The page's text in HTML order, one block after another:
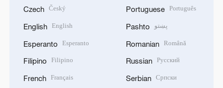
Czech Český
English English
Esperanto Esperanto
Filipino Filipino
French Français
Portuguese Português
Pashto پښتو
Romanian Română
Russian Русский
Serbian Српски